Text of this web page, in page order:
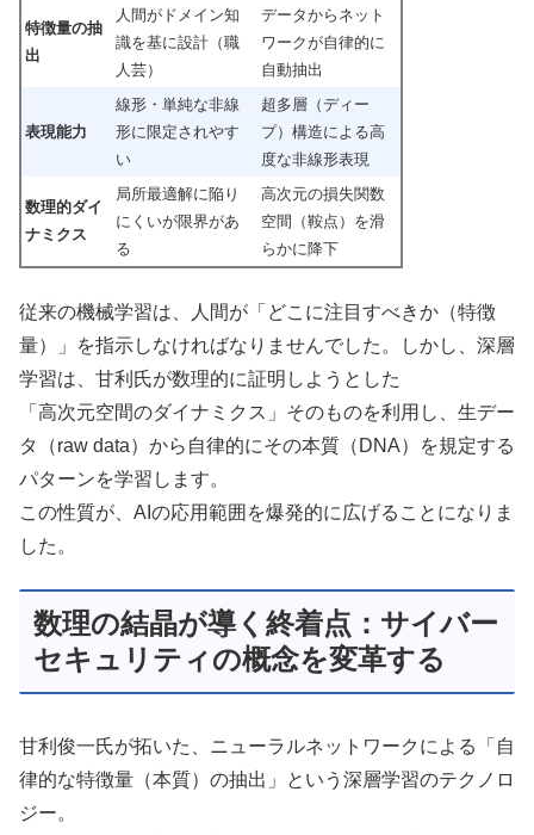
特徴量の抽
出
人間がドメイン知
識を基に設計（職
人芸）
データからネット
ワークが自律的に
自動抽出
表現能力
線形・単純な非線
形に限定されやす
い
超多層（ディー
プ）構造による高
度な非線形表現
数理的ダイ
ナミクス
局所最適解に陥り
にくいが限界があ
る
高次元の損失関数
空間（鞍点）を滑
らかに降下
従来の機械学習は、人間が「どこに注目すべきか（特徴
量）」を指示しなければなりませんでした。しかし、深層
学習は、甘利氏が数理的に証明しようとした
「高次元空間のダイナミクス」そのものを利用し、生デー
タ（raw data）から自律的にその本質（DNA）を規定する
パターンを学習します。
この性質が、AIの応用範囲を爆発的に広げることになりま
した。
数理の結晶が導く終着点：サイバー
セキュリティの概念を変革する
甘利俊一氏が拓いた、ニューラルネットワークによる「自
律的な特徴量（本質）の抽出」という深層学習のテクノロ
ジー。